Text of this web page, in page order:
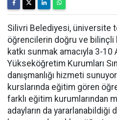
Silivri Belediyesi, üniversite
öğrencilerin doğru ve bilinçli
katkı sunmak amacıyla 3-
Yükseköğretim Kurumları
danışmanlığı hizmeti
kurslarında eğitim gören
farklı eğitim kurumlarından
adayların da yararlanabildiği